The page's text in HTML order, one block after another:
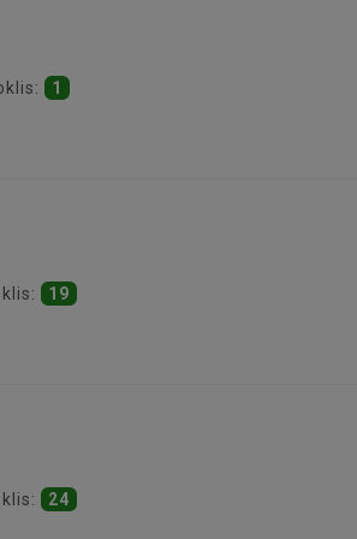
1
19
24